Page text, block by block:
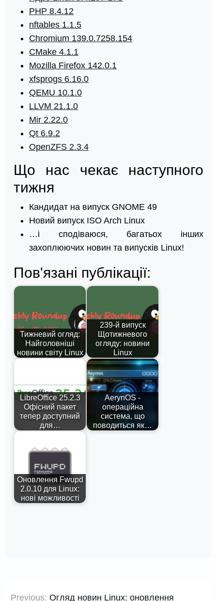
PHP 8.4.12
nftables 1.1.5
Chromium 139.0.7258.154
CMake 4.1.1
Mozilla Firefox 142.0.1
xfsprogs 6.16.0
QEMU 10.1.0
LLVM 21.1.0
Mir 2.22.0
Qt 6.9.2
OpenZFS 2.3.4
Що нас чекає наступного
тижня
Кандидат на випуск GNOME 49
Новий випуск ISO Arch Linux
…і сподіваюся, багатьох інших
захоплюючих новин та випусків Linux!
Пов'язані публікації:
Тижневий огляд:
Найголовніші
новини світу Linux
239-й випуск
Щотижневого
огляду: новини
Linux
LibreOffice 25.2.3
Офісний пакет
тепер доступний
для…
AerynOS -
операційна
система, що
поводиться як…
Оновлення Fwupd
2.0.10 для Linux:
нові можливості
Previous: Огляд новин Linux: оновлення